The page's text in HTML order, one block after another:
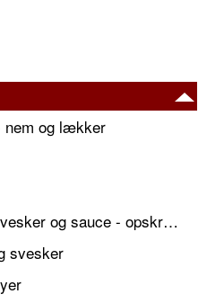
nem og lækker
Andesteg med æbler, svesker og sauce - opskrift også til jul
svesker